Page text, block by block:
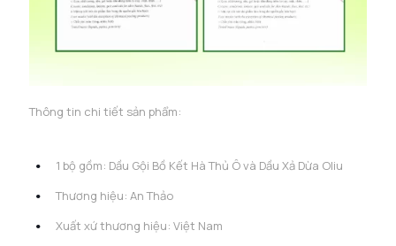
Thông tin chi tiết sản phẩm:
1 bộ gồm: Dầu Gội Bồ Kết Hà Thủ Ô và Dầu Xả Dừa Oliu
Thương hiệu: An Thảo
Xuất xứ thương hiệu: Việt Nam